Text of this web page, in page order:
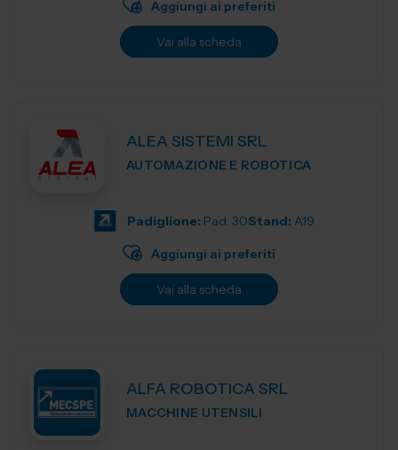
Aggiungi ai preferiti
Vai alla scheda
ALEA SISTEMI SRL
AUTOMAZIONE E ROBOTICA
Padiglione: Pad. 30Stand: A19
Aggiungi ai preferiti
Vai alla scheda
ALFA ROBOTICA SRL
MACCHINE UTENSILI